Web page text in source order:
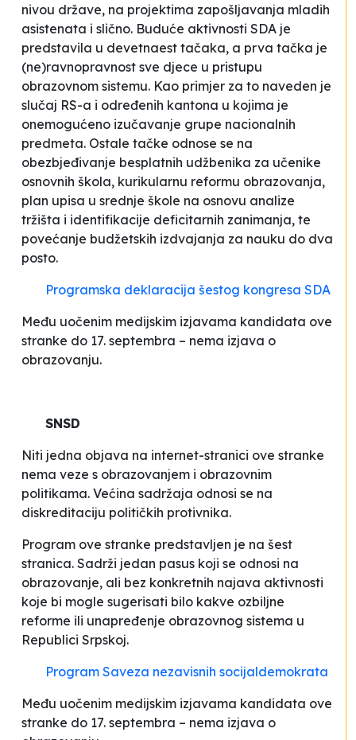
nivou države, na projektima zapošljavanja mladih
asistenata i slično. Buduće aktivnosti SDA je
predstavila u devetnaest tačaka, a prva tačka je
(ne)ravnopravnost sve djece u pristupu
obrazovnom sistemu. Kao primjer za to naveden je
slučaj RS-a i određenih kantona u kojima je
onemogućeno izučavanje grupe nacionalnih
predmeta. Ostale tačke odnose se na
obezbjeđivanje besplatnih udžbenika za učenike
osnovnih škola, kurikularnu reformu obrazovanja,
plan upisa u srednje škole na osnovu analize
tržišta i identifikacije deficitarnih zanimanja, te
povećanje budžetskih izdvajanja za nauku do dva
posto.
Programska deklaracija šestog kongresa SDA
Među uočenim medijskim izjavama kandidata ove
stranke do 17. septembra – nema izjava o
obrazovanju.
SNSD
Niti jedna objava na internet-stranici ove stranke
nema veze s obrazovanjem i obrazovnim
politikama. Većina sadržaja odnosi se na
diskreditaciju političkih protivnika.
Program ove stranke predstavljen je na šest
stranica. Sadrži jedan pasus koji se odnosi na
obrazovanje, ali bez konkretnih najava aktivnosti
koje bi mogle sugerisati bilo kakve ozbiljne
reforme ili unapređenje obrazovnog sistema u
Republici Srpskoj.
Program Saveza nezavisnih socijaldemokrata
Među uočenim medijskim izjavama kandidata ove
stranke do 17. septembra – nema izjava o